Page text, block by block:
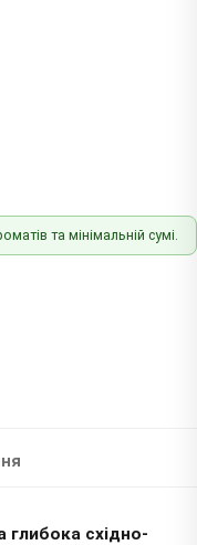
та мінімальній сумі.
глибока східно-